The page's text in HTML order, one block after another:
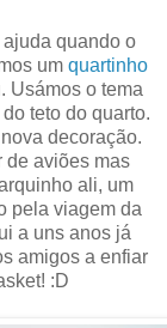
quando o
um quartinho
Usámos o tema
teto do quarto.
decoração.
de aviões mas
ali, um
pela viagem da
a uns anos já
amigos a enfiar
:D